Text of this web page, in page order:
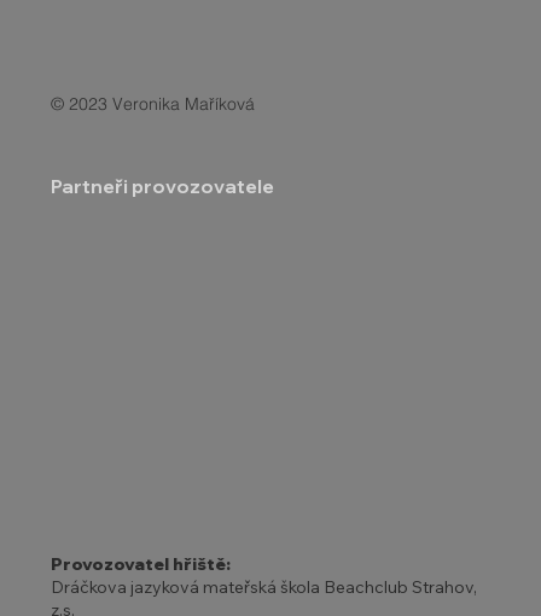
Provozovatel hřiště:
Dráčkova jazyková mateřská škola Beachclub Strahov,
z.s.
© 2023 Veronika Maříková
Partneři provozovatele